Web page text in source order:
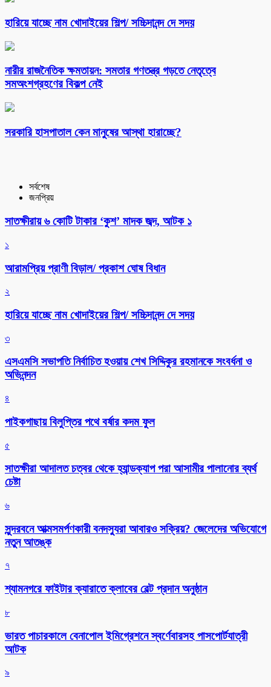
হারিয়ে যাচ্ছে নাম খোদাইয়ের শিল্প/ সচ্চিদানন্দ দে সদয়
নারীর রাজনৈতিক ক্ষমতায়ন: সমতার গণতন্ত্র গড়তে নেতৃত্বে
সমঅংশগ্রহণের বিকল্প নেই
সরকারি হাসপাতাল কেন মানুষের আস্থা হারাচ্ছে?
সর্বশেষ
জনপ্রিয়
সাতক্ষীরায় ৬ কোটি টাকার ‘কুশ’ মাদক জব্দ, আটক ১
১
আরামপ্রিয় প্রাণী বিড়াল/ প্রকাশ ঘোষ বিধান
২
হারিয়ে যাচ্ছে নাম খোদাইয়ের শিল্প/ সচ্চিদানন্দ দে সদয়
৩
এসএমসি সভাপতি নির্বাচিত হওয়ায় শেখ সিদ্দিকুর রহমানকে সংবর্ধনা ও
অভিনন্দন
৪
পাইকগাছায় বিলুপ্তির পথে বর্ষার কদম ফুল
৫
সাতক্ষীরা আদালত চত্বর থেকে হ্যান্ডক্যাপ পরা আসামীর পালানোর ব্যর্থ
চেষ্টা
৬
সুন্দরবনে আত্মসমর্পণকারী বনদস্যুরা আবারও সক্রিয়? জেলেদের অভিযোগে
নতুন আতঙ্ক
৭
শ্যামনগরে ফাইটার ক্যারাতে ক্লাবের বেল্ট প্রদান অনুষ্ঠান
৮
ভারত পাচারকালে বেনাপোল ইমিগ্রেশনে স্বর্ণেবারসহ পাসপোর্টযাত্রী
আটক
৯